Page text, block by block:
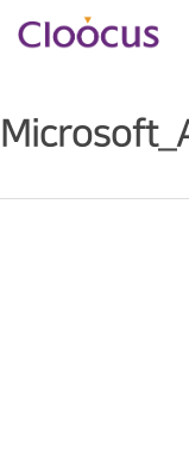
Hit enter to search or